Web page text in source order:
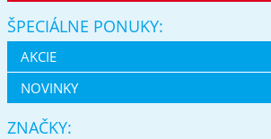
ŠPECIÁLNE PONUKY:
AKCIE
NOVINKY
ZNAČKY: